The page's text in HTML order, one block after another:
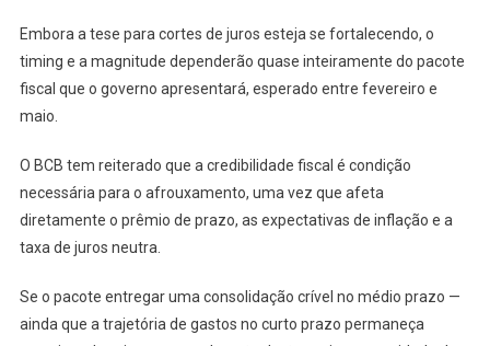
Embora a tese para cortes de juros esteja se fortalecendo, o
timing e a magnitude dependerão quase inteiramente do pacote
fiscal que o governo apresentará, esperado entre fevereiro e
maio.
O BCB tem reiterado que a credibilidade fiscal é condição
necessária para o afrouxamento, uma vez que afeta
diretamente o prêmio de prazo, as expectativas de inflação e a
taxa de juros neutra.
Se o pacote entregar uma consolidação crível no médio prazo —
ainda que a trajetória de gastos no curto prazo permaneça